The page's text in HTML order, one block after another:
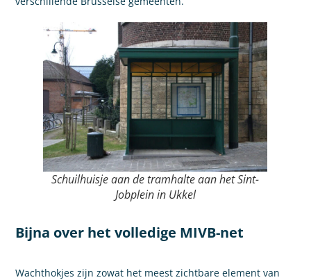
Schuilhuisje aan de tramhalte aan het Sint-
Jobplein in Ukkel
Bijna over het volledige MIVB-net
Wachthokjes zijn zowat het meest zichtbare element van